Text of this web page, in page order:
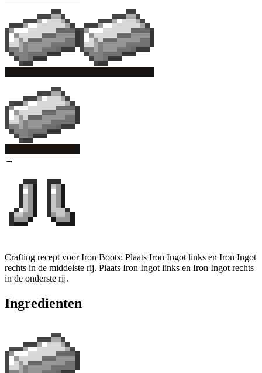
→
Crafting recept voor Iron Boots: Plaats Iron Ingot links en Iron Ingot
rechts in de middelste rij. Plaats Iron Ingot links en Iron Ingot rechts
in de onderste rij.
Ingredienten